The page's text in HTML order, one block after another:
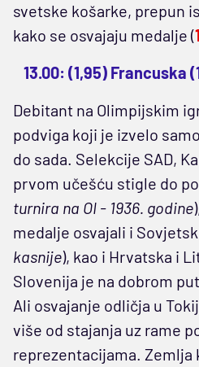
svetske košarke, prepun
kako se osvajaju medalje (
13.00: (1,95) Francuska
Debitant na Olimpijskim
podviga koji je izvelo
do sada. Selekcije SAD,
prvom učešću stigle do
turnira na OI - 1936. godine
medalje osvajali i
kasnije), kao i Hrvatska i
Slovenija je na dobrom
Ali osvajanje odličja u
više od stajanja uz rame
reprezentacijama. Zemlja